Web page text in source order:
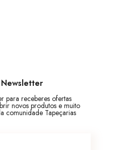
para receberes ofertas
novos produtos e muito
comunidade Tapeçarias